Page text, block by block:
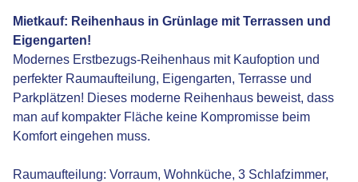
Mietkauf: Reihenhaus in Grünlage mit Terrassen und
Eigengarten!
Modernes Erstbezugs-Reihenhaus mit Kaufoption und
perfekter Raumaufteilung, Eigengarten, Terrasse und
Parkplätzen! Dieses moderne Reihenhaus beweist, dass
man auf kompakter Fläche keine Kompromisse beim
Komfort eingehen muss.
Raumaufteilung: Vorraum, Wohnküche, 3 Schlafzimmer,